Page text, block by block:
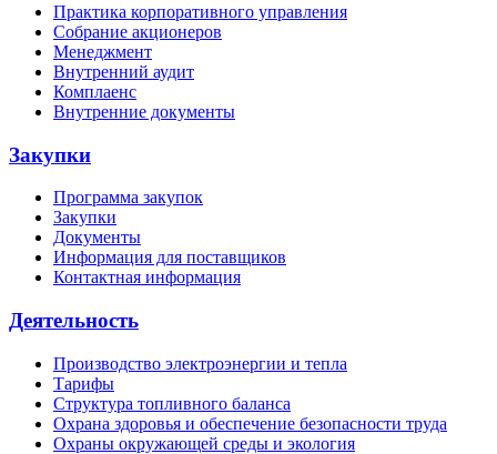
Практика корпоративного управления
Собрание акционеров
Менеджмент
Внутренний аудит
Комплаенс
Внутренние документы
Закупки
Программа закупок
Закупки
Документы
Информация для поставщиков
Контактная информация
Деятельность
Производство электроэнергии и тепла
Тарифы
Структура топливного баланса
Охрана здоровья и обеспечение безопасности труда
Охраны окружающей среды и экология